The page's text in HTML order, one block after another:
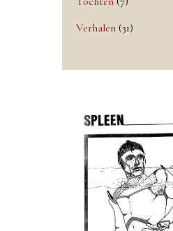
Verhalen (31)